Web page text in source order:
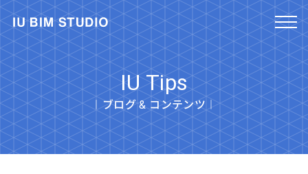
IU Tips
︱ブログ & コンテンツ︱